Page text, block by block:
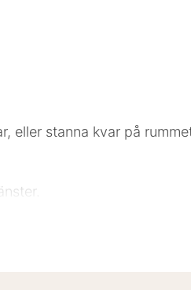
eller stanna kvar på